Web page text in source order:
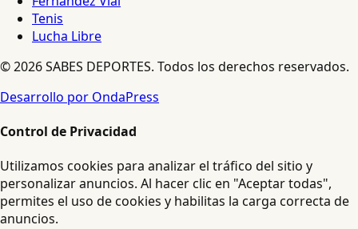
Tenis
Lucha Libre
© 2026 SABES DEPORTES. Todos los derechos reservados.
Desarrollo por OndaPress
Control de Privacidad
Utilizamos cookies para analizar el tráfico del sitio y
personalizar anuncios. Al hacer clic en "Aceptar todas",
permites el uso de cookies y habilitas la carga correcta de
anuncios.